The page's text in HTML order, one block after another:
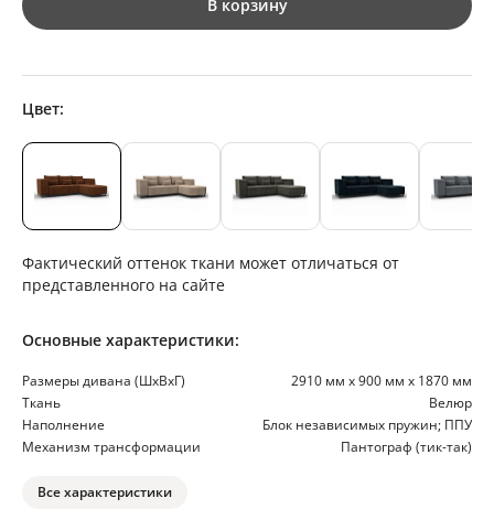
В корзину
Цвет:
Фактический оттенок ткани может отличаться от
представленного на сайте
Основные характеристики:
Размеры дивана (ШхВхГ)
2910 мм х 900 мм х 1870 мм
Ткань
Велюр
Наполнение
Блок независимых пружин; ППУ
Механизм трансформации
Пантограф (тик-так)
Все характеристики